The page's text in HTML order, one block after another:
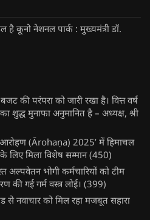
है कूनो नेशनल पार्क : मुख्यमंत्री डॉ.
की परंपरा को जारी रखा है। वित्त वर्ष
मुनाफा अनुमानित है – अध्यक्ष, श्री
(Ārohaṇa) 2025’ में हिमाचल
के लिए मिला विशेष सम्मान (450)
अल्पवेतन भोगी कर्मचारियों को टीम
की गई गर्म वस्त्र लोई। (399)
नवाचार को मिल रहा मजबूत सहारा